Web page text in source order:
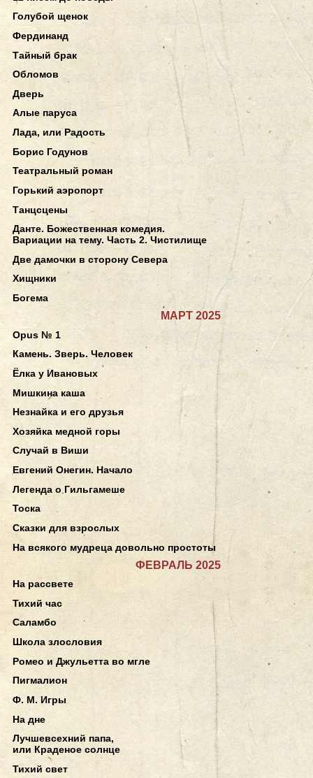
Голубой щенок
Фердинанд
Тайный брак
Обломов
Дверь
Алые паруса
Лада, или Радость
Борис Годунов
Театральный роман
Горький аэропорт
Танцсцены
Данте. Божественная комедия.
Вариации на тему. Часть 2. Чистилище
Две дамочки в сторону Севера
Хищники
Богема
МАРТ 2025
Opus № 1
Камень. Зверь. Человек
Ёлка у Ивановых
Мишкина каша
Незнайка и его друзья
Хозяйка медной горы
Случай в Виши
Евгений Онегин. Начало
Легенда о Гильгамеше
Тоска
Сказки для взрослых
На всякого мудреца довольно простоты
ФЕВРАЛЬ 2025
На рассвете
Тихий час
Саламбо
Школа злословия
Ромео и Джульетта во мгле
Пигмалион
Ф. М. Игры
На дне
Лучшевсехний папа,
или Краденое солнце
Тихий свет